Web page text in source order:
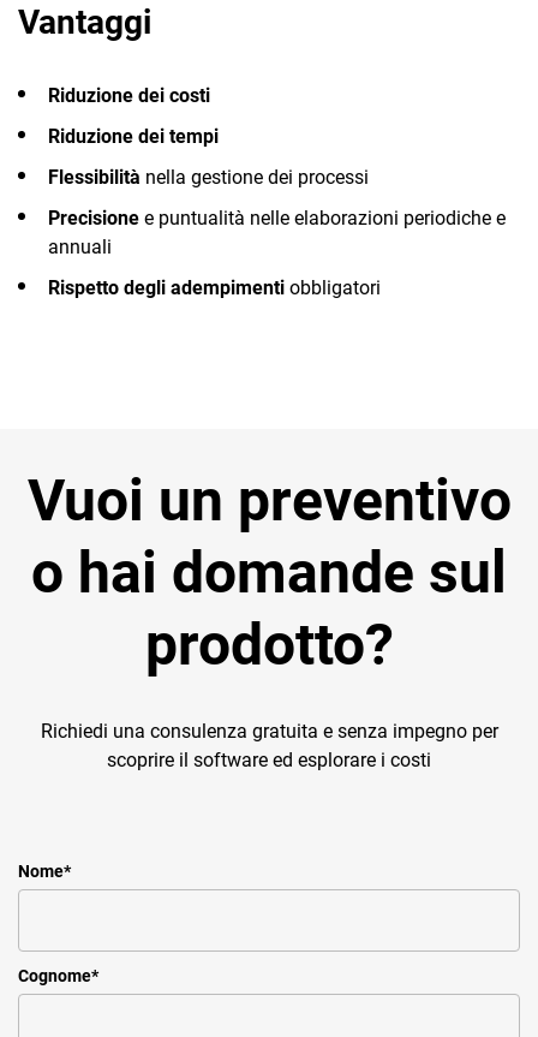
Vantaggi
Riduzione dei costi
Riduzione dei tempi
Flessibilità nella gestione dei processi
Precisione e puntualità nelle elaborazioni periodiche e
annuali
Rispetto degli adempimenti obbligatori
Vuoi un preventivo
o hai domande sul
prodotto?
Richiedi una consulenza gratuita e senza impegno per
scoprire il software ed esplorare i costi
Nome*
Cognome*